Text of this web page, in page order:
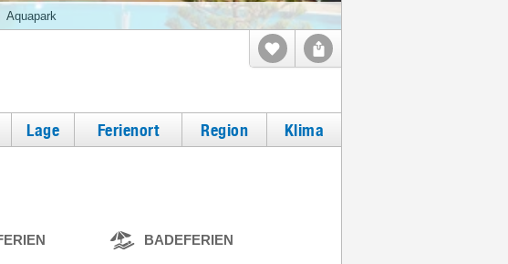
Aquapark
Lage Ferienort Region Klima
BADEFERIEN